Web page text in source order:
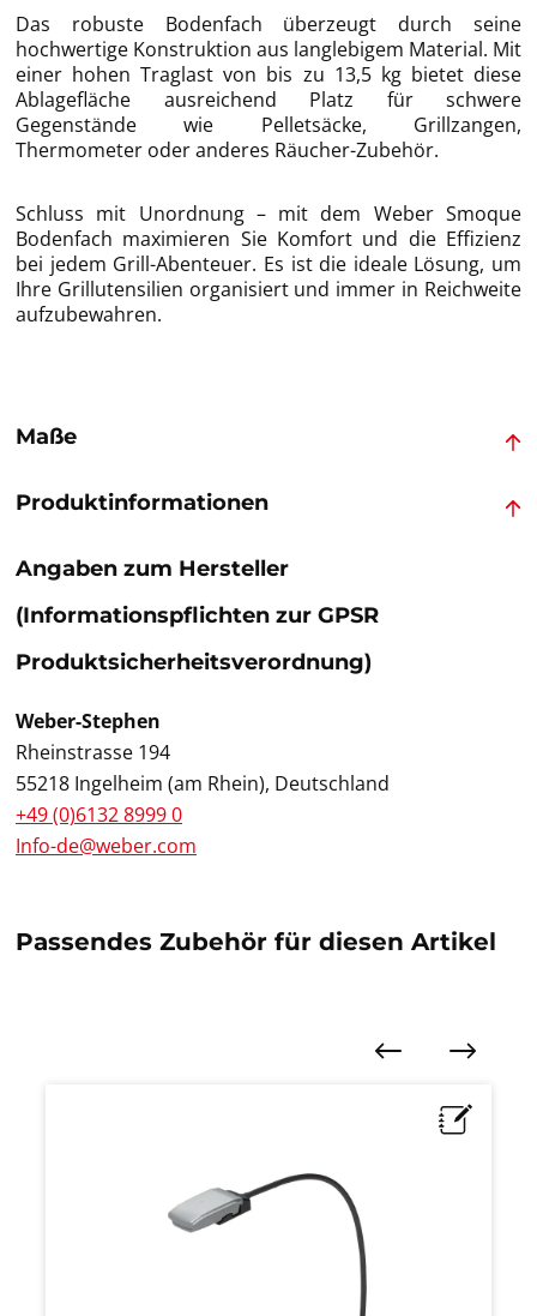
Das robuste Bodenfach überzeugt durch seine
hochwertige Konstruktion aus langlebigem Material. Mit
einer hohen Traglast von bis zu 13,5 kg bietet diese
Ablagefläche ausreichend Platz für schwere
Gegenstände wie Pelletsäcke, Grillzangen,
Thermometer oder anderes Räucher-Zubehör.
Schluss mit Unordnung – mit dem Weber Smoque
Bodenfach maximieren Sie Komfort und die Effizienz
bei jedem Grill-Abenteuer. Es ist die ideale Lösung, um
Ihre Grillutensilien organisiert und immer in Reichweite
aufzubewahren.
Maße
Produktinformationen
Angaben zum Hersteller
(Informationspflichten zur GPSR
Produktsicherheitsverordnung)
Weber-Stephen
Rheinstrasse 194
55218 Ingelheim (am Rhein), Deutschland
+49 (0)6132 8999 0
Info-de@weber.com
Passendes Zubehör für diesen Artikel